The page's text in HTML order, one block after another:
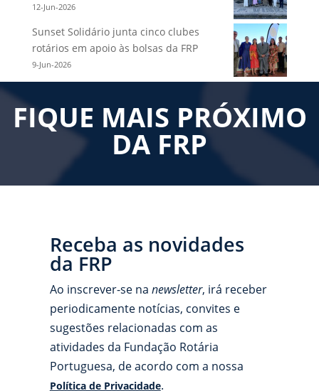
12-Jun-2026
Sunset Solidário junta cinco clubes
rotários em apoio às bolsas da FRP
9-Jun-2026
FIQUE MAIS PRÓXIMO
DA FRP
Receba as novidades
da FRP
Ao inscrever-se na newsletter, irá receber
periodicamente notícias, convites e
sugestões relacionadas com as
atividades da Fundação Rotária
Portuguesa, de acordo com a nossa
Política de Privacidade.